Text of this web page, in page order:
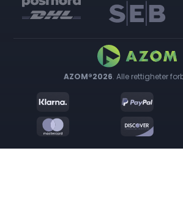
AZOM®2026. Alle rettigheter